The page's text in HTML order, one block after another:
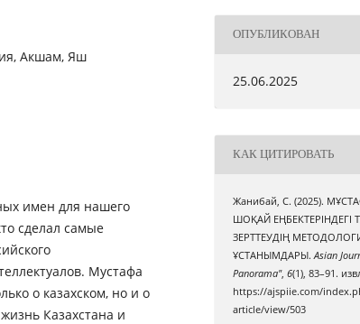
Акшам, Яш
имен для нашего
сделал самые
Мустафа
о казахском, но и о
Казахстана и
ОПУБЛИКОВАН
25.06.2025
КАК ЦИТИРОВАТЬ
Жанибай, С. (2025).
ШОҚАЙ ЕҢБЕКТЕРІНДЕГІ
ЗЕРТТЕУДІҢ
ҰСТАНЫМДАРЫ.Asian
Panorama",6(1), 83–91.
https://ajspiie.com/
article/view/503